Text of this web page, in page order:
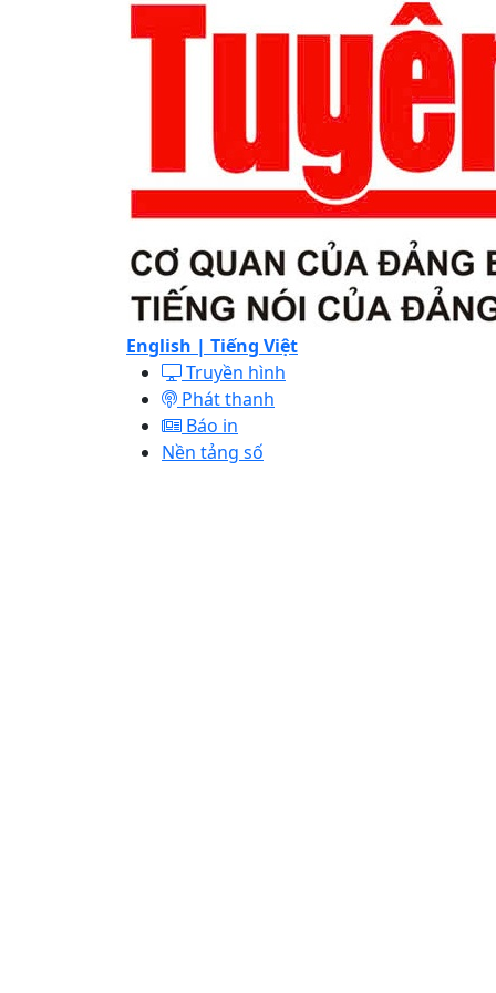
English | Tiếng Việt
Truyền hình
Phát thanh
Báo in
Nền tảng số